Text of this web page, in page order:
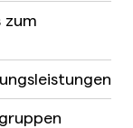
zum